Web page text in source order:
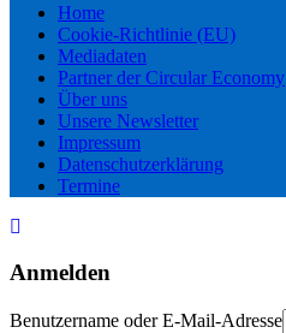
Home
Cookie-Richtlinie (EU)
Mediadaten
Partner der Circular Economy
Über uns
Unsere Newsletter
Impressum
Datenschutzerklärung
Termine
Anmelden
Benutzername oder E-Mail-Adresse